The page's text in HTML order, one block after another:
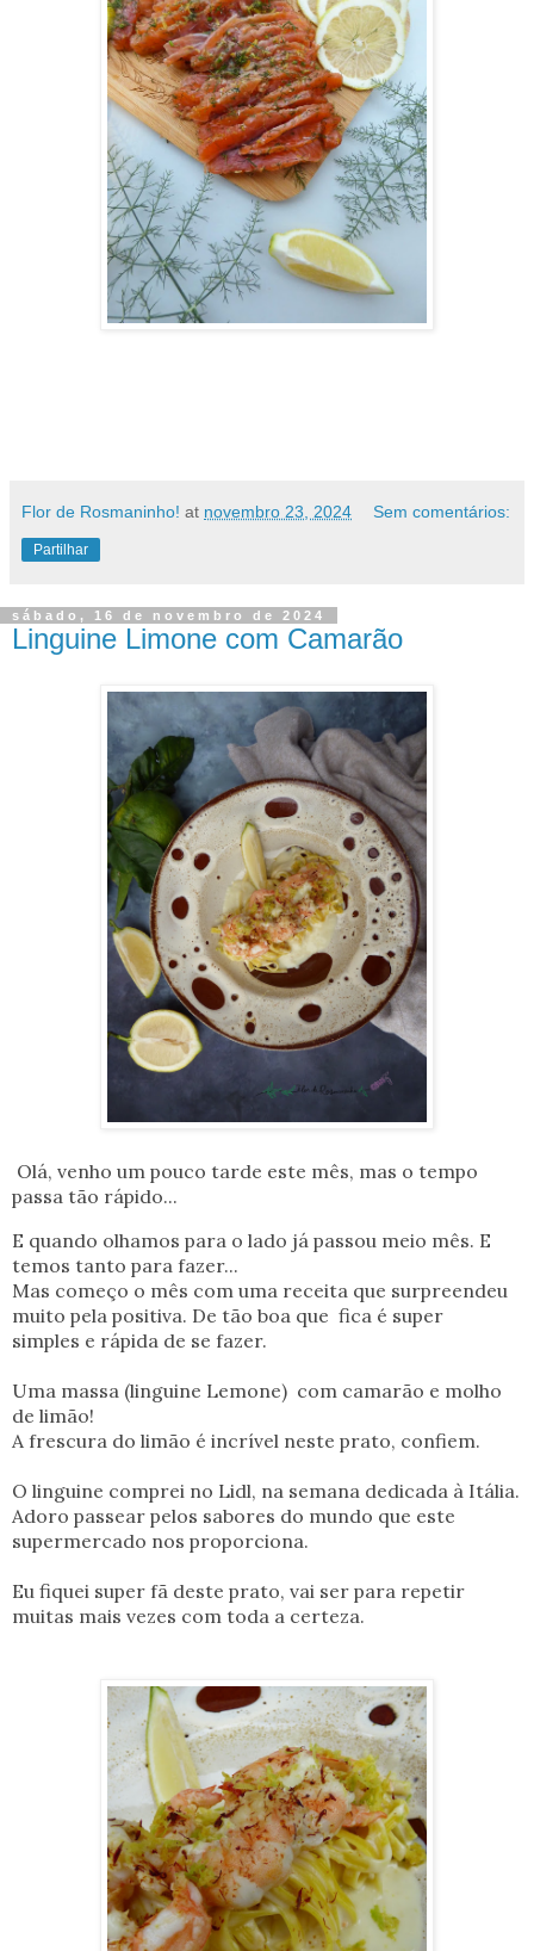
Flor de Rosmaninho! at novembro 23, 2024 Sem comentários:
Partilhar
sábado, 16 de novembro de 2024
Linguine Limone com Camarão
Olá, venho um pouco tarde este mês, mas o tempo
passa tão rápido...
E quando olhamos para o lado já passou meio mês. E
temos tanto para fazer...
Mas começo o mês com uma receita que surpreendeu
muito pela positiva. De tão boa que fica é super
simples e rápida de se fazer.
Uma massa (linguine Lemone) com camarão e molho
de limão!
A frescura do limão é incrível neste prato, confiem.
O linguine comprei no Lidl, na semana dedicada à Itália.
Adoro passear pelos sabores do mundo que este
supermercado nos proporciona.
Eu fiquei super fã deste prato, vai ser para repetir
muitas mais vezes com toda a certeza.